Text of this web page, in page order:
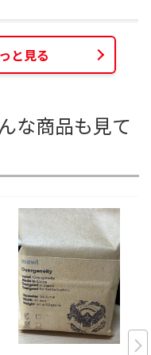
と見る
な商品も見て